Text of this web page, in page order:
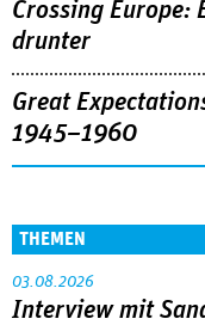
Crossing Europe:
drunter
Great
1945–1960
THEMEN
03.08.2026
Interview mit